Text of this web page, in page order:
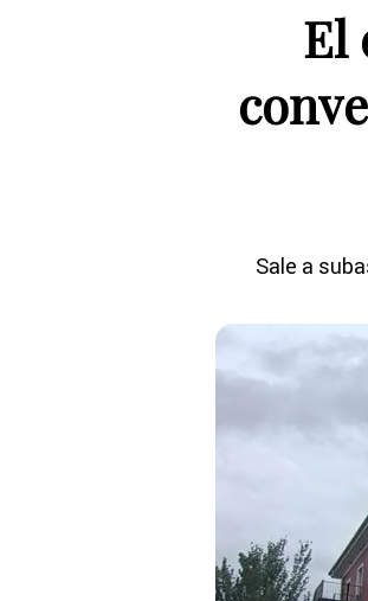
El
Sale a